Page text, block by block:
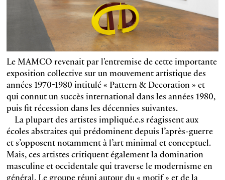
Le MAMCO revenait par l'entremise de cette importante
exposition collective sur un mouvement artistique des
années 1970-1980 intitulé « Pattern & Decoration » et
qui connut un succès international dans les années 1980,
puis fit récession dans les décennies suivantes.
La plupart des artistes impliqué.e.s réagissent aux
écoles abstraites qui prédominent depuis l’après-guerre
et s’opposent notamment à l’art minimal et conceptuel.
Mais, ces artistes critiquent également la domination
masculine et occidentale qui traverse le modernisme en
général. Le groupe réuni autour du « motif » et de la